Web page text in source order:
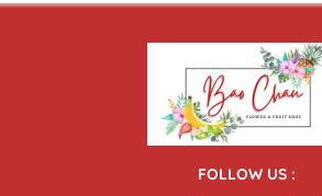
FOLLOW US :